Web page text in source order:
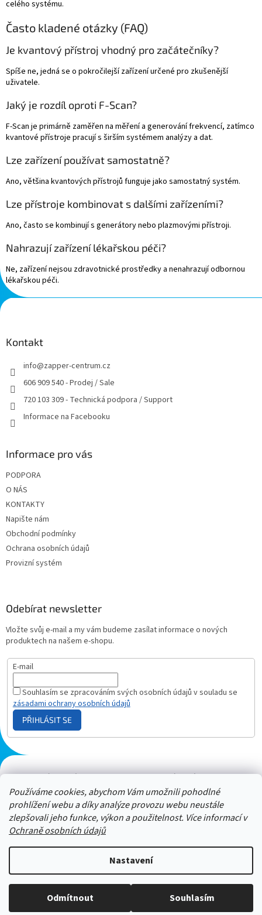
Používáme cookies, abychom Vám umožnili pohodlné
prohlížení webu a díky analýze provozu webu neustále
zlepšovali jeho funkce, výkon a použitelnost. Více informací v
Ochraně osobních údajů
Nastavení
Odmítnout Souhlasím
Stačí nám zavolat a zeptat se :-)
celého systému.
Často kladené otázky (FAQ)
Je kvantový přístroj vhodný pro začátečníky?
Spíše ne, jedná se o pokročilejší zařízení určené pro zkušenější
uživatele.
Jaký je rozdíl oproti F-Scan?
F-Scan je primárně zaměřen na měření a generování frekvencí, zatímco
kvantové přístroje pracují s širším systémem analýzy a dat.
Lze zařízení používat samostatně?
Ano, většina kvantových přístrojů funguje jako samostatný systém.
Lze přístroje kombinovat s dalšími zařízeními?
Ano, často se kombinují s generátory nebo plazmovými přístroji.
Nahrazují zařízení lékařskou péči?
Ne, zařízení nejsou zdravotnické prostředky a nenahrazují odbornou
lékařskou péči.
Z
á
Kontakt
info@zapper-centrum.cz
606 909 540 - Prodej / Sale
720 103 309 - Technická podpora / Support
Informace na Facebooku
Informace pro vás
PODPORA
O NÁS
KONTAKTY
Napište nám
Obchodní podmínky
Ochrana osobních údajů
Provizní systém
Odebírat newsletter
Vložte svůj e-mail a my vám budeme zasílat informace o nových
produktech na našem e-shopu.
E-mail
Souhlasím se zpracováním svých osobních údajů v souladu se
zásadami ochrany osobních údajů
PŘIHLÁSIT SE
Plazmový generátor.cz Heureka - hodnocení Solárne panely.sk
Parasite zapper
Copyright 2026ZAPPER-CENTRUM.cz . Všechna práva vyhrazena.